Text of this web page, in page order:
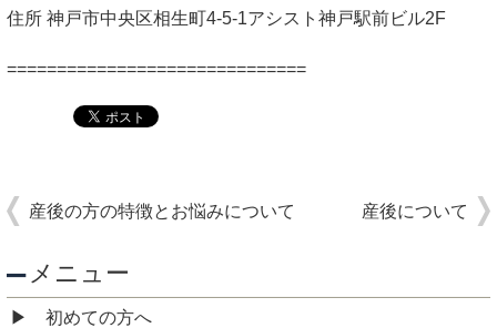
住所 神戸市中央区相生町4-5-1アシスト神戸駅前ビル2F
==============================
産後の方の特徴とお悩みについて 産後について
メニュー
初めての方へ